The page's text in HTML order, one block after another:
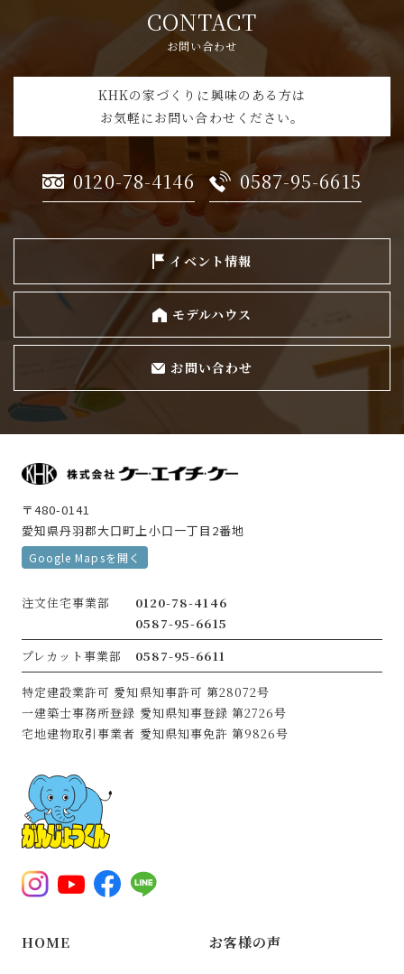
CONTACT
お問い合わせ
KHKの家づくりに興味のある方は
お気軽にお問い合わせください。
0120-78-4146 0587-95-6615
イベント情報
モデルハウス
お問い合わせ
〒480-0141
愛知県丹羽郡大口町上小口一丁目2番地
Google Mapsを開く
注文住宅事業部
0120-78-4146
0587-95-6615
プレカット事業部
0587-95-6611
特定建設業許可 愛知県知事許可 第28072号
一建築士事務所登録 愛知県知事登録 第2726号
宅地建物取引事業者 愛知県知事免許 第9826号
HOME お客様の声